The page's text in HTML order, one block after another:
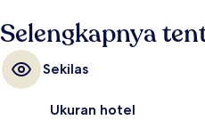
Selengkapnya
Sekilas
Ukuran hotel